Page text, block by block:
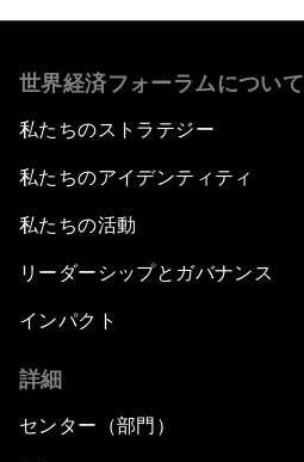
世界経済フォーラムについて
私たちのストラテジー
私たちのアイデンティティ
私たちの活動
リーダーシップとガバナンス
インパクト
詳細
センター（部門）